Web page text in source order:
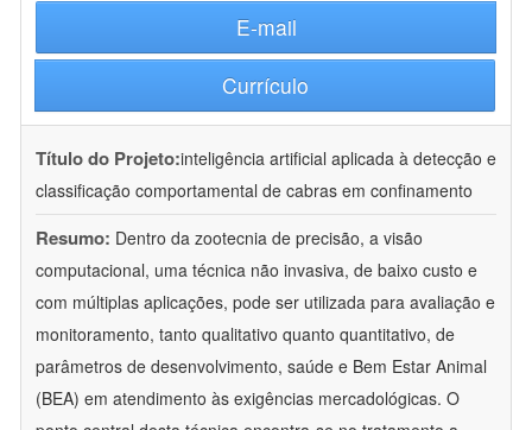
E-mail
Currículo
Título do Projeto:inteligência artificial aplicada à detecção e
classificação comportamental de cabras em confinamento
Resumo: Dentro da zootecnia de precisão, a visão
computacional, uma técnica não invasiva, de baixo custo e
com múltiplas aplicações, pode ser utilizada para avaliação e
monitoramento, tanto qualitativo quanto quantitativo, de
parâmetros de desenvolvimento, saúde e Bem Estar Animal
(BEA) em atendimento às exigências mercadológicas. O